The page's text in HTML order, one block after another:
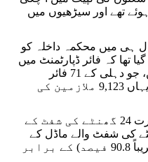
تھے اور سیڑھیوں میں
ہی میں محکمہ داخلہ کو
تھا کہ فائر ڈپارٹمنٹ میں
اس وقت تقریباً 2,500 ملازمین ہیں، جو دہلی کے 71 فائر
اسٹیشنوں پر کام کرتے ہیں، جبکہ یہاں 9,123 ملازمین کی
تاہم، حکام کا کہنا ہے کہ یہ ضرورت 24 گھنٹے کی شفٹ کے
بتائی گئی ہے۔ 8 گھنٹے کی شفٹ والے ماڈل کے
مطابق یہ کمی 24,869 ملازمین (تقریباً 90.8 فیصد) کے برابر